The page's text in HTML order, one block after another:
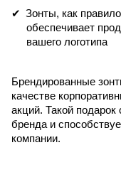
Зонты, как
обеспечивает
вашего логотипа
Брендированные
качестве
акций. Такой
бренда и
компании.